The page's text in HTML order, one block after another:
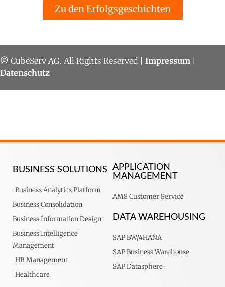
Zu den Erfolgsgeschichten
© CubeServ AG. All Rights Reserved | Impressum
Datenschutz
BUSINESS SOLUTIONS
Business Analytics Platform
Business Consolidation
Business Information Design
Business Intelligence
Management
HR Management
Healthcare
APPLICATION
MANAGEMENT
AMS Customer Service
DATA WAREHOUSING
SAP BW/4HANA
SAP Business Warehouse
SAP Datasphere